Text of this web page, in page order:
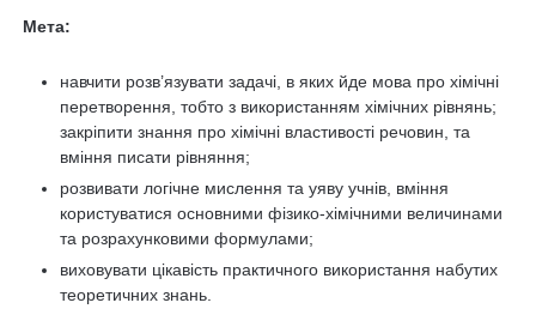
Мета:
навчити розв’язувати задачі, в яких йде мова про хімічні
перетворення, тобто з використанням хімічних рівнянь;
закріпити знання про хімічні властивості речовин, та
вміння писати рівняння;
розвивати логічне мислення та уяву учнів, вміння
користуватися основними фізико-хімічними величинами
та розрахунковими формулами;
виховувати цікавість практичного використання набутих
теоретичних знань.